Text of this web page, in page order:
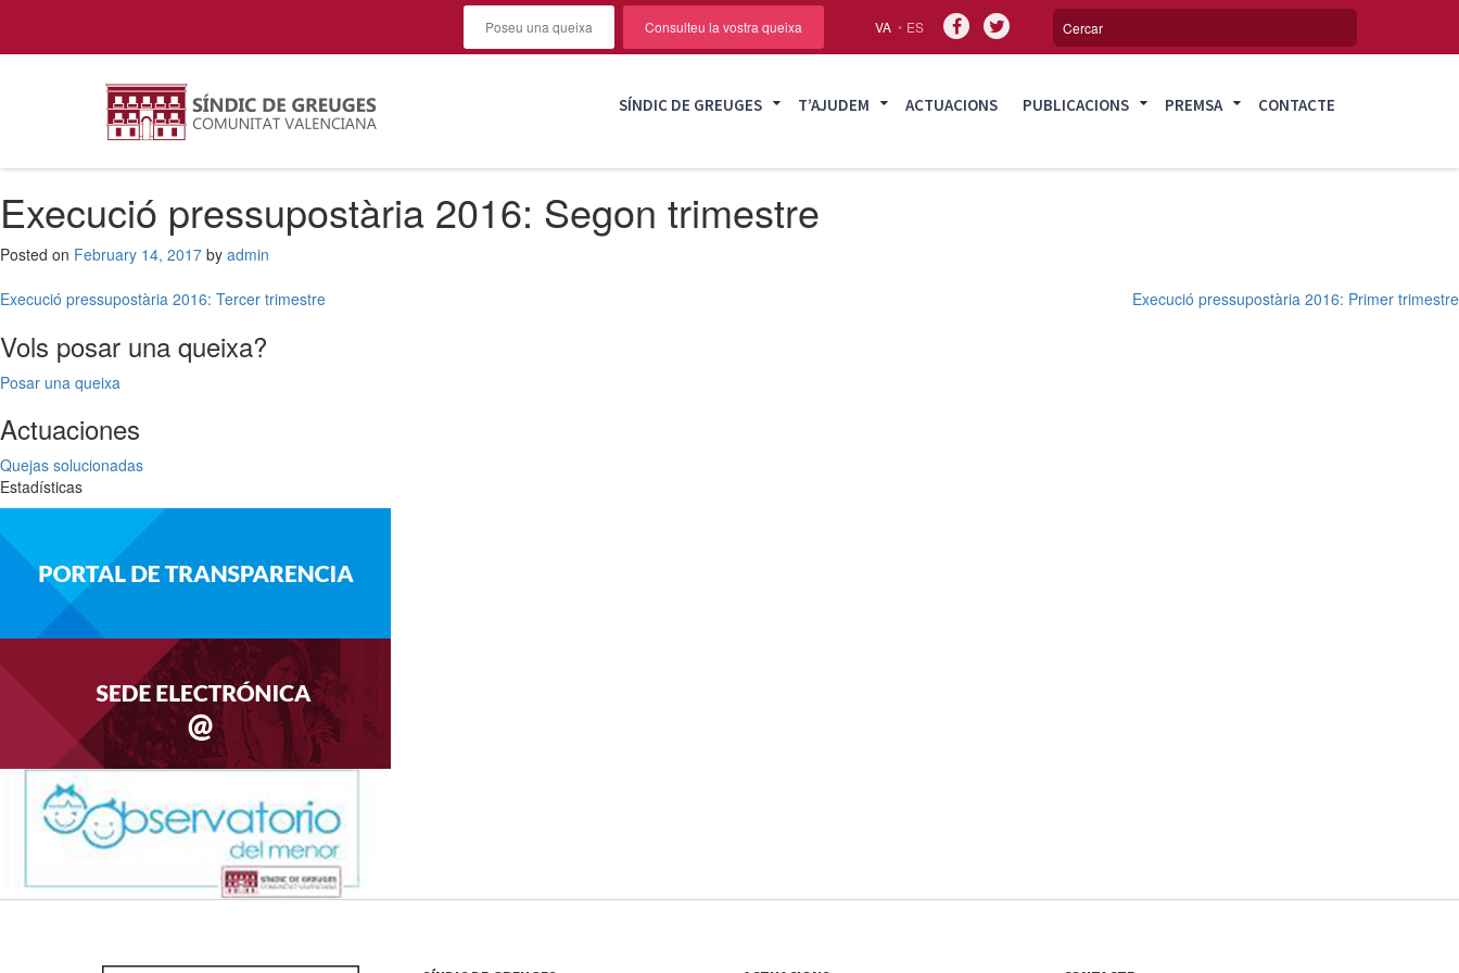
VA ES
Poseu una queixa Consulteu la vostra queixa
SÍNDIC DE GREUGES T’AJUDEM ACTUACIONS PUBLICACIONS PREMSA CONTACTE
Execució pressupostària 2016: Segon trimestre
Posted on February 14, 2017 by admin
Post
navigation
Execució pressupostària 2016: Tercer trimestre Execució pressupostària 2016: Primer trimestre
Vols posar una queixa?
Posar una queixa
Actuaciones
Quejas solucionadas
Estadísticas